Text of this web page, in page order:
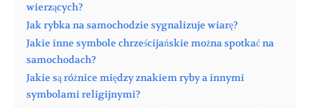
wierzących?
Jak rybka na samochodzie sygnalizuje wiarę?
Jakie inne symbole chrześcijańskie można spotkać na
samochodach?
Jakie są różnice między znakiem ryby a innymi
symbolami religijnymi?